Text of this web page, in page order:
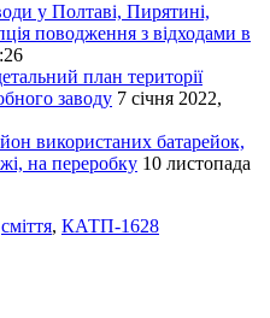
у Полтаві, Пирятині,
поводження з відходами в
план території
заводу 7 січня 2022,
використаних батарейок,
на переробку 10 листопада
сміття, КАТП-1628